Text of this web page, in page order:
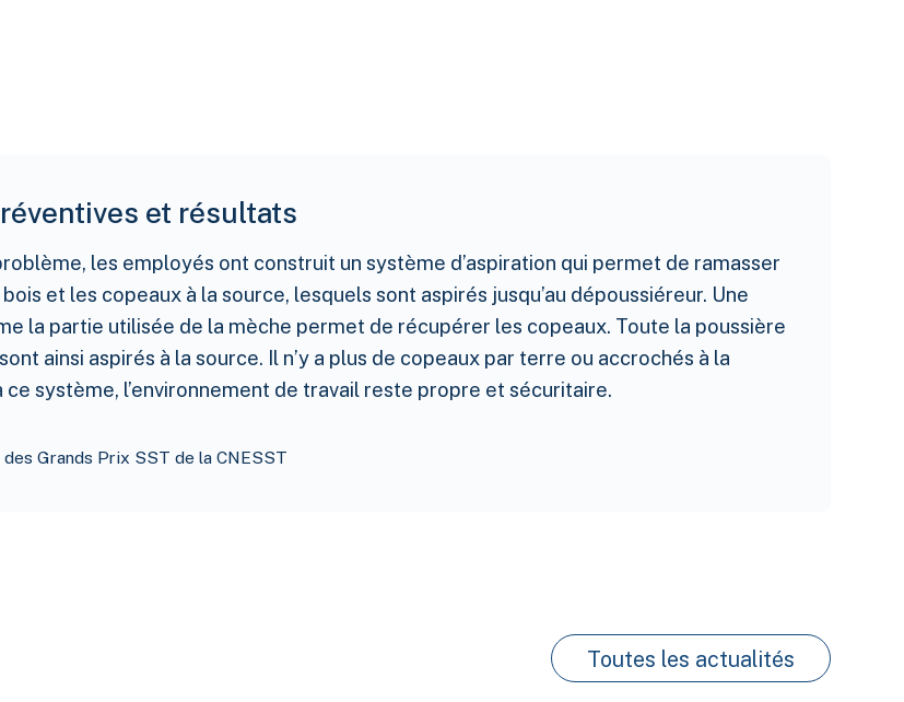
et résultats
les employés ont construit un système d’aspiration qui permet de ramasser
et les copeaux à la source, lesquels sont aspirés jusqu’au dépoussiéreur. Une
la partie utilisée de la mèche permet de récupérer les copeaux. Toute la poussière
ainsi aspirés à la source. Il n’y a plus de copeaux par terre ou accrochés à la
ce système, l’environnement de travail reste propre et sécuritaire.
Grands Prix SST de la CNESST
Toutes les actualités